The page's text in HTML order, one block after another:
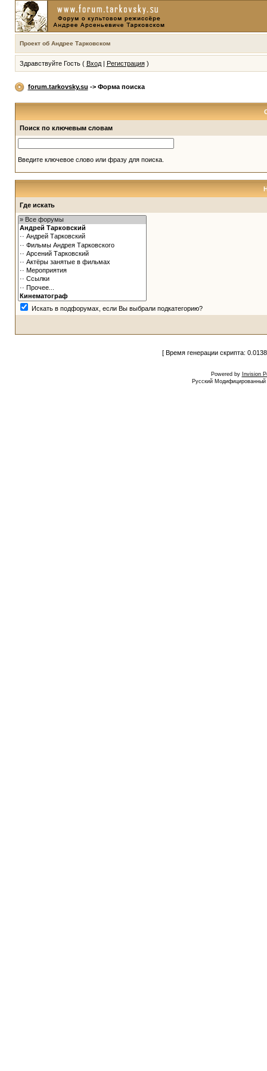
Проект об Андрее Тарковском
Здравствуйте Гость ( Вход| Регистрация)
forum.tarkovsky.su -> Форма поиска
Поиск по ключевым словам
Введите ключевое слово или фразу для поиска.
Где искать
Искать в подфорумах, если Вы выбрали подкатегорию?
[ Время генерации скрипта:
Powered by Invision
Русский